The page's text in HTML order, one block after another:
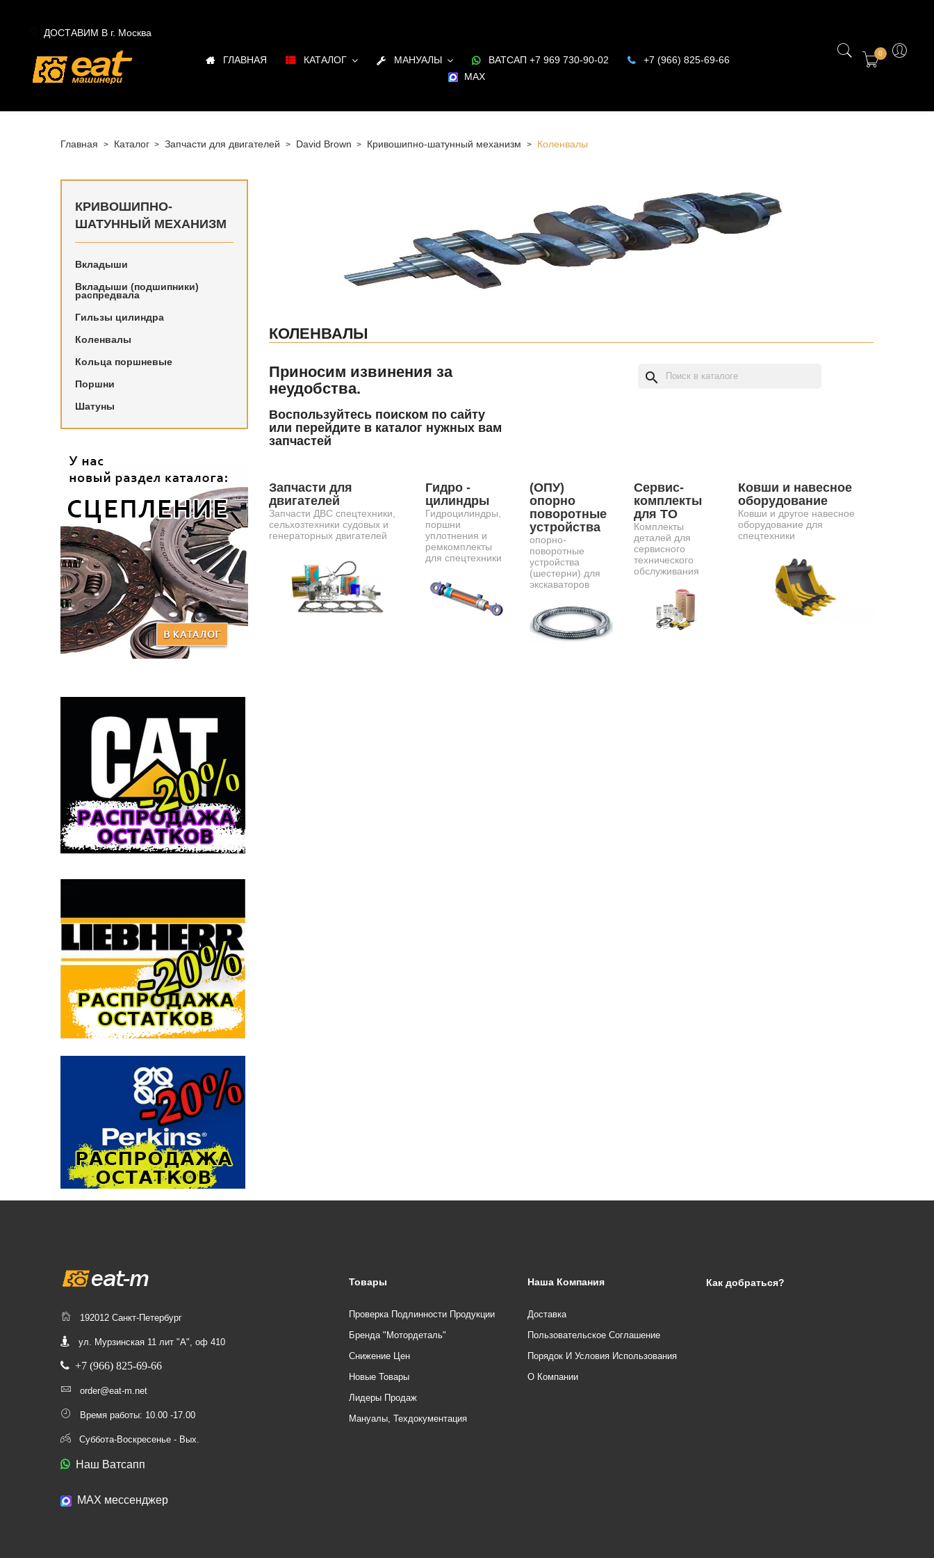
ДОСТАВИМ В г. Москва
ГЛАВНАЯ КАТАЛОГ МАНУАЛЫ ВАТСАП +7 969 730-90-02
+7 (966) 825-69-66
MAX
0
Главная Каталог Запчасти для двигателей David Brown Кривошипно-шатунный механизм Коленвалы
КРИВОШИПНО-
ШАТУННЫЙ МЕХАНИЗМ
Вкладыши
Вкладыши (подшипники)
распредвала
Гильзы цилиндра
Коленвалы
Кольца поршневые
Поршни
Шатуны
Купить в Санкт-Петербурге Коленвалы для двигателя David
Brown в наличии и под заказ
КОЛЕНВАЛЫ
Приносим извинения за
неудобства.
Воспользуйтесь поиском по сайту
или перейдите в каталог нужных вам
запчастей
search
Запчасти для
двигателей
Запчасти ДВС спецтехники,
сельхозтехники судовых и
генераторных двигателей
Гидро -
цилиндры
Гидроцилиндры,
поршни
уплотнения и
ремкомплекты
для спецтехники
(ОПУ)
опорно
поворотные
устройства
опорно-
поворотные
устройства
(шестерни) для
экскаваторов
Сервис-
комплекты
для ТО
Комплекты
деталей для
сервисного
технического
обслуживания
Ковши и навесное
оборудование
Ковши и другое навесное
оборудование для
спецтехники
192012 Санкт-Петербург
ул. Мурзинская 11 лит "А", оф 410
+7 (966) 825-69-66
order@eat-m.net
Время работы: 10.00 -17.00
Суббота-Воскресенье - Вых.
Наш Ватсапп
МАХ мессенджер
Товары
Проверка Подлинности Продукции
Бренда "Мотордеталь"
Снижение Цен
Новые Товары
Лидеры Продаж
Мануалы, Техдокументация
Наша Компания
Доставка
Пользовательское Соглашение
Порядок И Условия Использования
О Компании
Как добраться?